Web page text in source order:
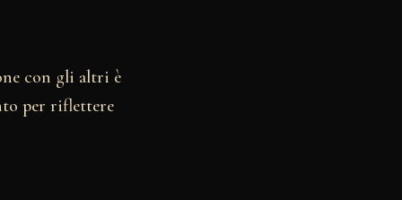
con gli altri è
per riflettere